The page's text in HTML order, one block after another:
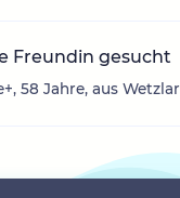
Freundin gesucht
58 Jahre, aus Wetzlar